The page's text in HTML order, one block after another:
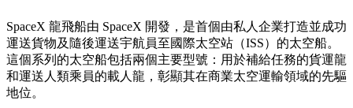
SpaceX 龍飛船由 SpaceX 開發，是首個由私人企業打造並成功
運送貨物及隨後運送宇航員至國際太空站（ISS）的太空船。
這個系列的太空船包括兩個主要型號：用於補給任務的貨運龍
和運送人類乘員的載人龍，彰顯其在商業太空運輸領域的先驅
地位。